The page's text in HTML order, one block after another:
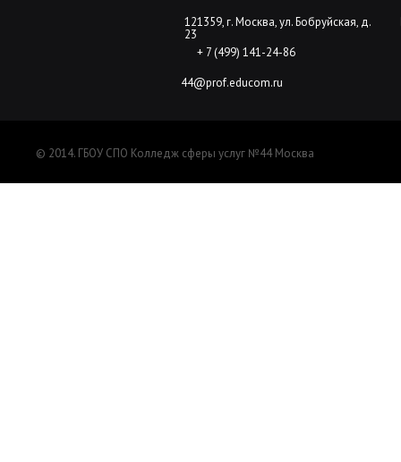
121359, г. Москва, ул. Бобруйская, д.
23
44@prof.educom.ru
+ 7 (499) 141-24-86
© 2014. ГБОУ СПО Колледж сферы услуг №44 Москва